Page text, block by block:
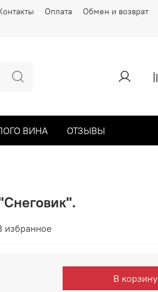
Оплата Обмен и возврат
ВИНА ОТЗЫВЫ
избранное
В корзину